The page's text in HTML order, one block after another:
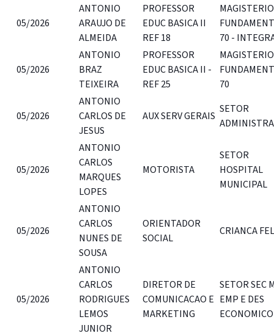
05/2026
ANTONIO
ARAUJO DE
ALMEIDA
PROFESSOR
EDUC BASICA II
REF 18
MAGISTERIO
70 -
05/2026
ANTONIO
BRAZ
TEIXEIRA
PROFESSOR
EDUC BASICA II -
REF 25
MAGISTERIO
70
05/2026
ANTONIO
CARLOS DE
JESUS
AUX SERV GERAIS
SETOR
05/2026
ANTONIO
CARLOS
MARQUES
LOPES
MOTORISTA
SETOR
HOSPITAL
MUNICIPAL
05/2026
ANTONIO
CARLOS
NUNES DE
SOUSA
ORIENTADOR
SOCIAL
CRIANCA
05/2026
ANTONIO
CARLOS
RODRIGUES
LEMOS
JUNIOR
DIRETOR DE
COMUNICACAO E
MARKETING
SETOR SEC
EMP E DES
ECONOMICO